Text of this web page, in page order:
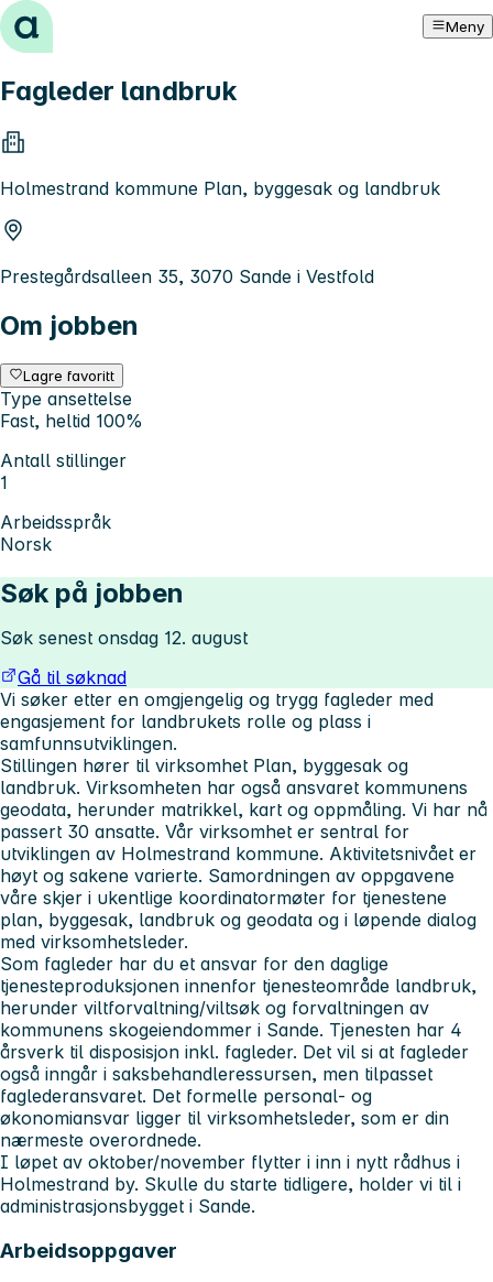
Hopp til innhold Meny
Fagleder landbruk
Holmestrand kommune Plan, byggesak og landbruk
Prestegårdsalleen 35, 3070 Sande i Vestfold
Om jobben
Lagre favoritt
Type ansettelse
Fast, heltid 100%
Antall stillinger
1
Arbeidsspråk
Norsk
Søk på jobben
Søk senest onsdag 12. august
Gå til søknad
Vi søker etter en omgjengelig og trygg fagleder med
engasjement for landbrukets rolle og plass i
samfunnsutviklingen.
Stillingen hører til virksomhet Plan, byggesak og
landbruk. Virksomheten har også ansvaret kommunens
geodata, herunder matrikkel, kart og oppmåling. Vi har nå
passert 30 ansatte. Vår virksomhet er sentral for
utviklingen av Holmestrand kommune. Aktivitetsnivået er
høyt og sakene varierte. Samordningen av oppgavene
våre skjer i ukentlige koordinatormøter for tjenestene
plan, byggesak, landbruk og geodata og i løpende dialog
med virksomhetsleder.
Som fagleder har du et ansvar for den daglige
tjenesteproduksjonen innenfor tjenesteområde landbruk,
herunder viltforvaltning/viltsøk og forvaltningen av
kommunens skogeiendommer i Sande. Tjenesten har 4
årsverk til disposisjon inkl. fagleder. Det vil si at fagleder
også inngår i saksbehandleressursen, men tilpasset
faglederansvaret. Det formelle personal- og
økonomiansvar ligger til virksomhetsleder, som er din
nærmeste overordnede.
I løpet av oktober/november flytter i inn i nytt rådhus i
Holmestrand by. Skulle du starte tidligere, holder vi til i
administrasjonsbygget i Sande.
Arbeidsoppgaver